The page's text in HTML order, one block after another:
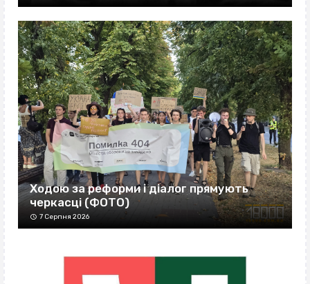
Ходою за реформи і діалог прямують
черкасці (ФОТО)
7 Серпня 2026